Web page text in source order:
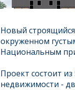
Новый
окруженном
Национальным
Проект состоит
недвижимости -